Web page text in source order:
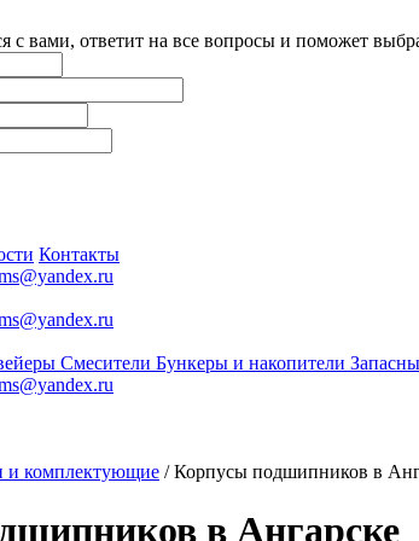
с вами, ответит на все вопросы и поможет
Контакты
Смесители Бункеры и накопители
и комплектующие /Корпусы подшипников в
в Ангарске